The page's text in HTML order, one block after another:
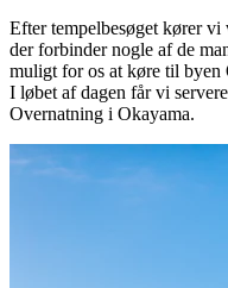
Efter tempelbesøget kører vi
der forbinder nogle af de
muligt for os at køre til byen
I løbet af dagen får vi
Overnatning i Okayama.